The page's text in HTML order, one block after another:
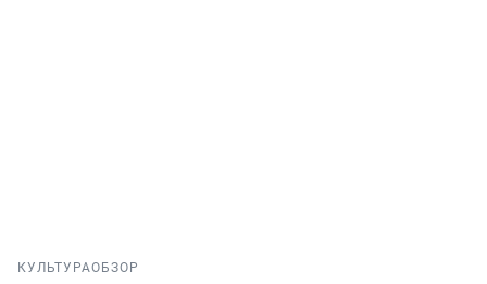
КУЛЬТУРАОБЗОР